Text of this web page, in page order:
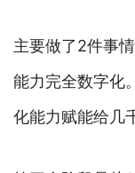
主要做了2件事
能力完全数字化
化能力赋能给几